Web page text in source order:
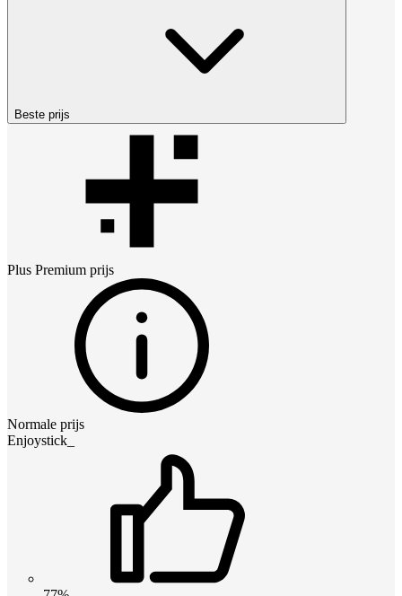
Beste prijs
Plus Premium prijs
Normale prijs
Enjoystick_